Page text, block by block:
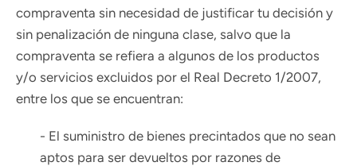
compraventa sin necesidad de justificar tu decisión y
sin penalización de ninguna clase, salvo que la
compraventa se refiera a algunos de los productos
y/o servicios excluidos por el Real Decreto 1/2007,
entre los que se encuentran:
- El suministro de bienes precintados que no sean
aptos para ser devueltos por razones de